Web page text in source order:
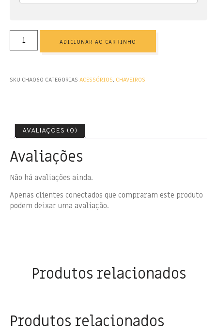
ADICIONAR AO CARRINHO
SKU CHA060 CATEGORIAS ACESSÓRIOS, CHAVEIROS
AVALIAÇÕES (0)
Avaliações
Não há avaliações ainda.
Apenas clientes conectados que compraram este produto
podem deixar uma avaliação.
Produtos relacionados
Produtos relacionados